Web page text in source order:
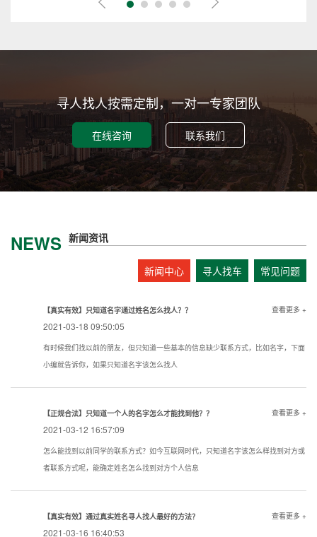
寻人找人按需定制，一对一专家团队
在线咨询 联系我们
NEWS 新闻资讯
新闻中心 寻人找车 常见问题
【真实有效】只知道名字通过姓名怎么找人？？
2021-03-18 09:50:05
查看更多 +
有时候我们找以前的朋友，但只知道一些基本的信息缺少联系方式，比如名字，下面
小编就告诉你，如果只知道名字该怎么找人
【正规合法】只知道一个人的名字怎么才能找到他？？
2021-03-12 16:57:09
查看更多 +
怎么能找到以前同学的联系方式？如今互联网时代，只知道名字该怎么样找到对方或
者联系方式呢，能确定姓名怎么找到对方个人信息
【真实有效】通过真实姓名寻人找人最好的方法？
2021-03-16 16:40:53
查看更多 +